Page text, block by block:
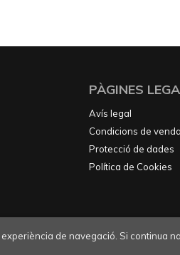
PÀGINES
Avís legal
Condicions de venda
Protecció de dades
Política de Cookies
de navegació. Si continua